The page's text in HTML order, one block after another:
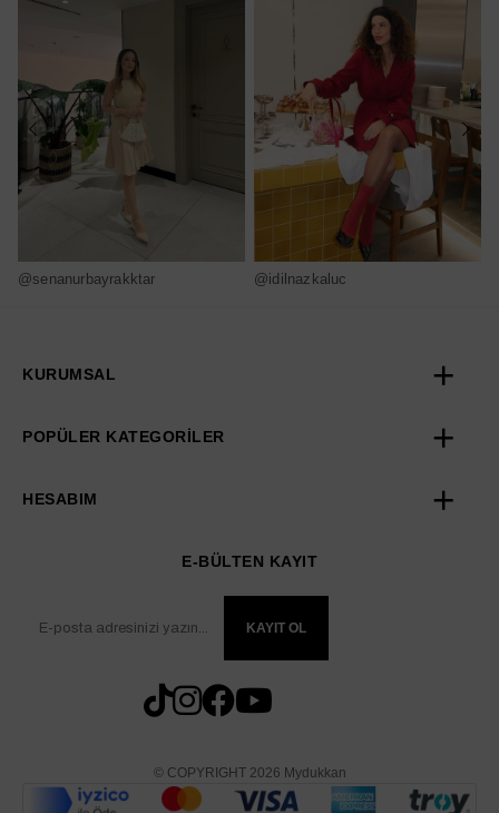
@senanurbayrakktar @idilnazkaluc
KURUMSAL
POPÜLER KATEGORİLER
HESABIM
E-BÜLTEN KAYIT
KAYIT OL
© COPYRIGHT 2026 Mydukkan